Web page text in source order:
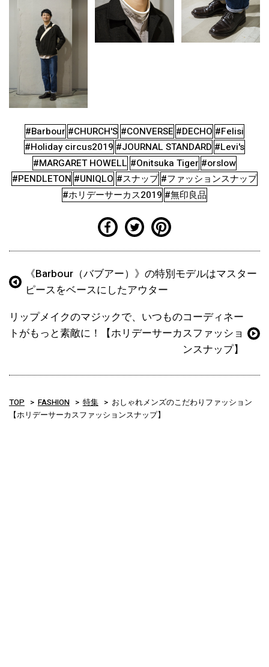
#Barbour #CHURCH'S #CONVERSE #DECHO #Felisi
#Holiday circus2019 #JOURNAL STANDARD #Levi's
#MARGARET HOWELL #Onitsuka Tiger #orslow
#PENDLETON #UNIQLO #スナップ #ファッションスナップ
#ホリデーサーカス2019 #無印良品
《Barbour（バブアー）》の特別モデルはマスター
ピースをベースにしたアウター
リップメイクのマジックで、いつものコーディネー
トがもっと素敵に！【ホリデーサーカスファッショ
ンスナップ】
TOP FASHION 特集
おしゃれメンズのこだわりファッション
【ホリデーサーカスファッションスナップ】